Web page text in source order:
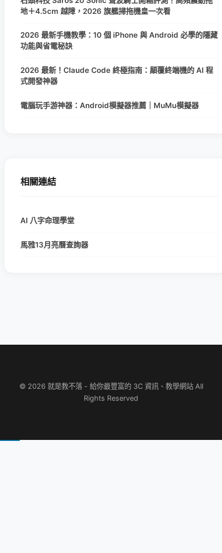
地＋4.5cm 越障，2026 旗艦掃拖機皇一次看
2026 最新手機教學：10 個 iPhone 與 Android 必學的隱藏
功能與省電秘訣
2026 最新！Claude Code 終極指南：顛覆終端機的 AI 程
式開發神器
電腦玩手游神器：Android模擬器推薦｜MuMu模擬器
相關連結
AI 八字命理學堂
馬雅13月亮曆查詢器
© 2026 就是教不落 - 給你最豐富的 3C 資訊、教學網站 All
Rights Reserved